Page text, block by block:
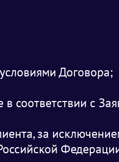
Договора;
соответствии с
за